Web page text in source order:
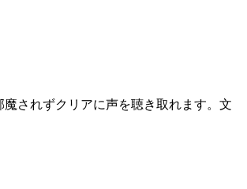
されずクリアに声を聴き取れます。文